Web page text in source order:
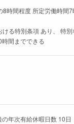
時間程度 所定労働時間
る特別条項 あり、 特
間までできる
年次有給休暇日数 10日